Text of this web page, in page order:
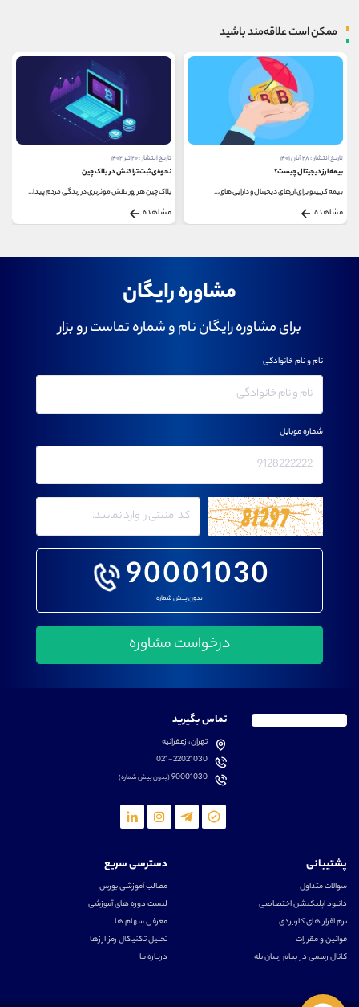
ممکن است علاقه‌مند باشید
تاریخ انتشار : ۲۸ آبان ۱۴۰۱
بیمه ارز دیجیتال چیست؟
بیمه کریپتو برای ارزهای دیجیتال و دارایی های...
مشاهده
تاریخ انتشار : ۲۰ تیر ۱۴۰۲
نحوه‌ی ثبت تراکنش در بلاک چین
بلاک چین هر روز نقش موثرتری در زندگی مردم پیدا...
مشاهده
مشاوره رایگان
برای مشاوره رایگان نام و شماره تماست رو بزار
90001030
بدون پیش شماره
نام و نام خانوادگی
شماره موبایل
تماس بگیرید
تهران، زعفرانیه
021-22021030
90001030(بدون پیش شماره)
پشتیبانی
سوالات متداول
دانلود اپلیکیشن اختصاصی
نرم افزار های کاربردی
قوانین و مقررات
کانال رسمی در پیام رسان بله
دسترسی سریع
مطالب آموزشی بورس
لیست دوره های آموزشی
معرفی سهام ها
تحلیل تکنیکال رمز ارزها
درباره ما